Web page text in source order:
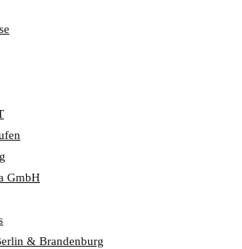
GmbH
& Brandenburg